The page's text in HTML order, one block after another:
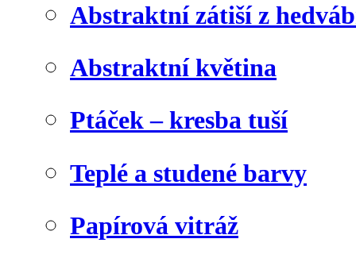
Abstraktní zátiší z
Abstraktní květina
Ptáček – kresba tuší
Teplé a studené barvy
Papírová vitráž